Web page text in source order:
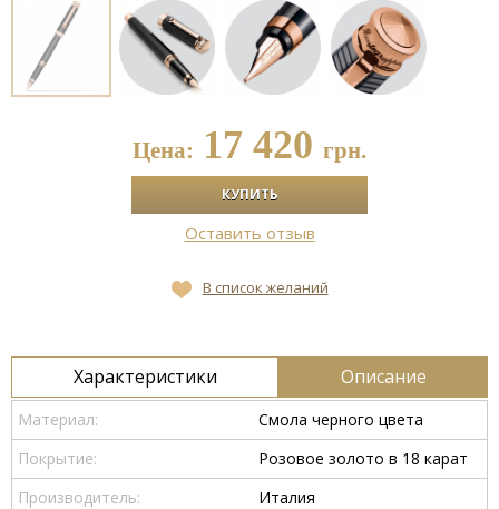
Цена: 17 420 грн.
Оставить отзыв
В список желаний
Характеристики Описание
Материал:
Смола черного цвета
Покрытие:
Розовое золото в 18 карат
Производитель:
Италия